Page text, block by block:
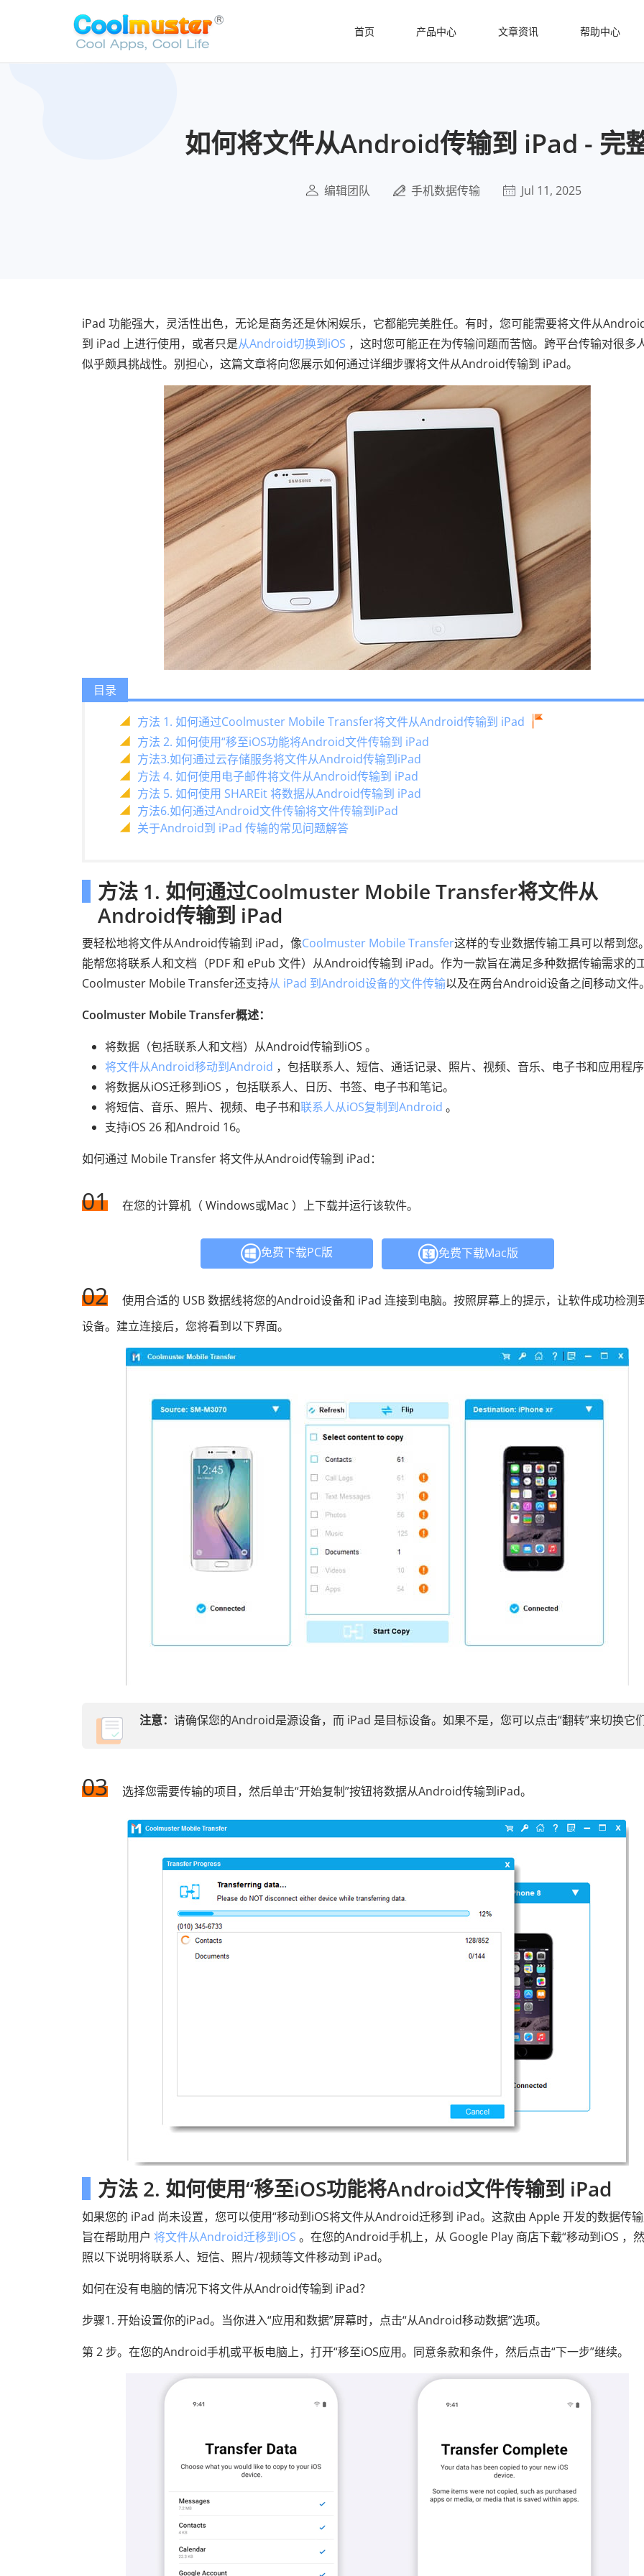
首页 产品中心 文章资讯 帮助中心
如何将文件从Android传输到 iPad - 完
编辑团队 手机数据传输 Jul 11, 2025
iPad 功能强大，灵活性出色，无论是商务还是休闲娱乐，它都能完美胜任。有时，您可能需要将文件从
到 iPad 上进行使用，或者只是从Android切换到iOS ，这时您可能正在为传输问题而苦恼。跨平台传输对很多
似乎颇具挑战性。别担心，这篇文章将向您展示如何通过详细步骤将文件从Android传输到 iPad。
目录
方法 1. 如何通过Coolmuster Mobile Transfer将文件从Android传输到 iPad
方法 2. 如何使用“移至iOS功能将Android文件传输到 iPad
方法3.如何通过云存储服务将文件从Android传输到iPad
方法 4. 如何使用电子邮件将文件从Android传输到 iPad
方法 5. 如何使用 SHAREit 将数据从Android传输到 iPad
方法6.如何通过Android文件传输将文件传输到iPad
关于Android到 iPad 传输的常见问题解答
方法 1. 如何通过Coolmuster Mobile Transfer将文件从
Android传输到 iPad
要轻松地将文件从Android传输到 iPad，像Coolmuster Mobile Transfer这样的专业数据传输工具可以帮到您
能帮您将联系人和文档（PDF 和 ePub 文件）从Android传输到 iPad。作为一款旨在满足多种数据传输需求的
Coolmuster Mobile Transfer还支持从 iPad 到Android设备的文件传输以及在两台Android设备之间移动文件
Coolmuster Mobile Transfer概述：
将数据（包括联系人和文档）从Android传输到iOS 。
将文件从Android移动到Android ，包括联系人、短信、通话记录、照片、视频、音乐、电子书和应用程
将数据从iOS迁移到iOS ，包括联系人、日历、书签、电子书和笔记。
将短信、音乐、照片、视频、电子书和联系人从iOS复制到Android 。
支持iOS 26 和Android 16。
如何通过 Mobile Transfer 将文件从Android传输到 iPad：
01 在您的计算机（ Windows或Mac ）上下载并运行该软件。
免费下载PC版 免费下载Mac版
02
使用合适的 USB 数据线将您的Android设备和 iPad 连接到电脑。按照屏幕上的提示，让软件成功检测
设备。建立连接后，您将看到以下界面。
注意： 请确保您的Android是源设备，而 iPad 是目标设备。如果不是，您可以点击“翻转”来切换它
03 选择您需要传输的项目，然后单击“开始复制”按钮将数据从Android传输到iPad。
方法 2. 如何使用“移至iOS功能将Android文件传输到 iPad
如果您的 iPad 尚未设置，您可以使用“移动到iOS将文件从Android迁移到 iPad。这款由 Apple 开发的数据传
旨在帮助用户 将文件从Android迁移到iOS 。在您的Android手机上，从 Google Play 商店下载“移动到iOS ，
照以下说明将联系人、短信、照片/视频等文件移动到 iPad。
如何在没有电脑的情况下将文件从Android传输到 iPad？
步骤1. 开始设置你的iPad。当你进入“应用和数据”屏幕时，点击“从Android移动数据”选项。
第 2 步。在您的Android手机或平板电脑上，打开“移至iOS应用。同意条款和条件，然后点击“下一步”继续。